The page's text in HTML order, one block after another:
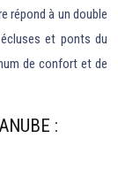
répond à un double
et ponts du
de confort et de
: